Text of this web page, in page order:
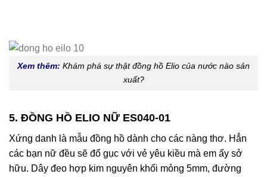
Xem thêm: Khám phá sự thật đồng hồ Elio của nước nào sản
xuất?
5. ĐỒNG HỒ ELIO NỮ ES040-01
Xứng danh là mẫu đồng hồ dành cho các nàng thơ. Hẳn
các bạn nữ đều sẽ đổ gục với vẻ yêu kiều mà em ấy sở
hữu. Dây đeo hợp kim nguyên khối mỏng 5mm, đường